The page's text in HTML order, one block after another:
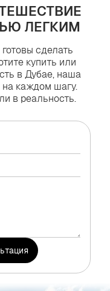
ЛЕГКИМ
сделать
купить или
в Дубае, наша
каждом шагу.
в реальность.